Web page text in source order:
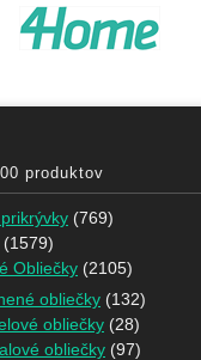
produktov
(769)
(1579)
Obliečky (2105)
obliečky (132)
obliečky (28)
obliečky (97)